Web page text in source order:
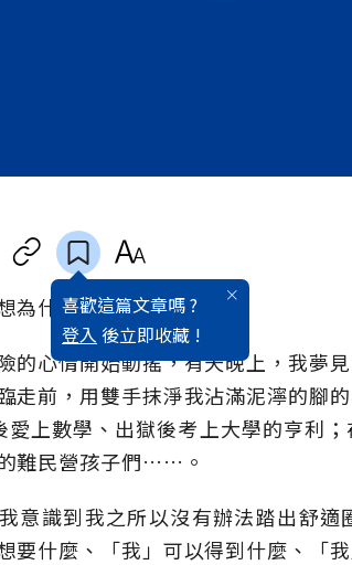
喜歡這篇文章嗎 ?
登入 後立即收藏 !
為什麼要大於自己?
的心情開始動搖，有天晚上，我夢
走前，用雙手抹淨我沾滿泥濘的腳
愛上數學、出獄後考上大學的亨利
難民營孩子們……。
意識到我之所以沒有辦法踏出舒
要什麼、「我」可以得到什麼、